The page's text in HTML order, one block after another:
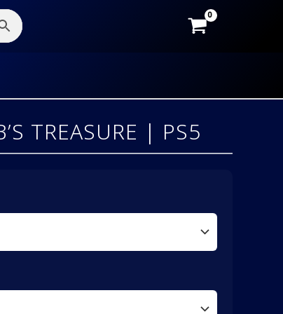
TREASURE | PS5